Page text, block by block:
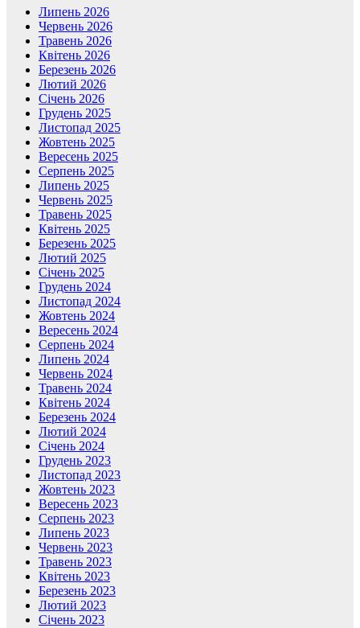
Липень 2026
Червень 2026
Травень 2026
Квітень 2026
Березень 2026
Лютий 2026
Січень 2026
Грудень 2025
Листопад 2025
Жовтень 2025
Вересень 2025
Серпень 2025
Липень 2025
Червень 2025
Травень 2025
Квітень 2025
Березень 2025
Лютий 2025
Січень 2025
Грудень 2024
Листопад 2024
Жовтень 2024
Вересень 2024
Серпень 2024
Липень 2024
Червень 2024
Травень 2024
Квітень 2024
Березень 2024
Лютий 2024
Січень 2024
Грудень 2023
Листопад 2023
Жовтень 2023
Вересень 2023
Серпень 2023
Липень 2023
Червень 2023
Травень 2023
Квітень 2023
Березень 2023
Лютий 2023
Січень 2023